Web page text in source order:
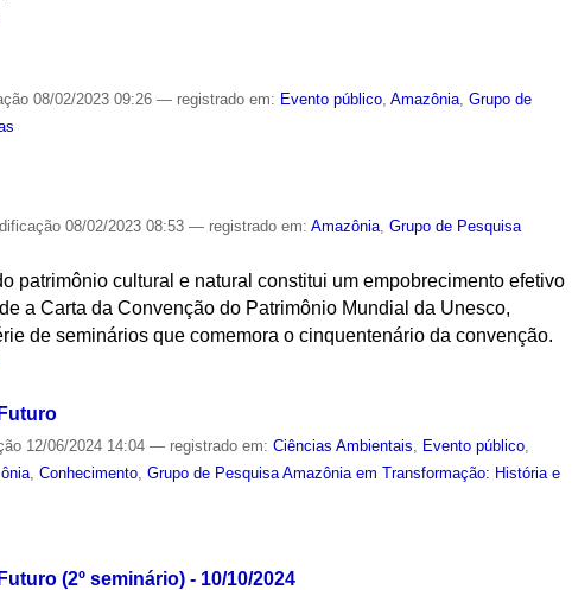
08/02/2023 09:26— registrado em: Evento público ,Amazônia ,Grupo de
08/02/2023 08:53— registrado em:Amazônia,Grupo de Pesquisa
patrimônio cultural e natural constitui um empobrecimento efetivo
a Carta da Convenção do Patrimônio Mundial da Unesco,
de seminários que comemora o cinquentenário da convenção.
12/06/2024 14:04— registrado em:Ciências Ambientais, Evento público,
,Conhecimento,Grupo de Pesquisa Amazônia em Transformação: História e
(2º seminário) - 10/10/2024